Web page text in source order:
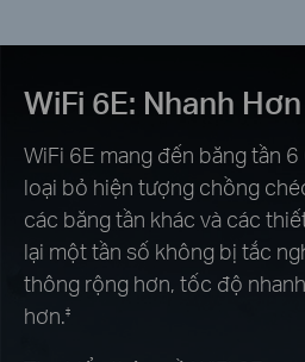
WiFi 6E: Nhanh
WiFi 6E mang đến băng tần
loại bỏ hiện tượng chồng
các băng tần khác và các
lại một tần số không bị tắc
thông rộng hơn, tốc độ
hơn.‡